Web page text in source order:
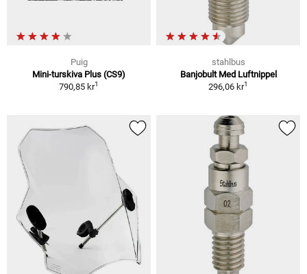
Puig
Mini-turskiva Plus (CS9)
790,85 kr1
stahlbus
Banjobult Med Luftnippel
296,06 kr1